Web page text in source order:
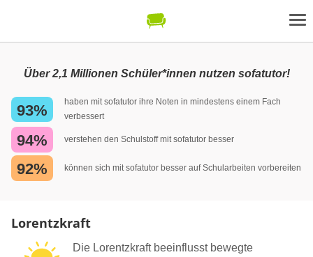
Über 2,1 Millionen Schüler*innen nutzen sofatutor!
93%
haben mit sofatutor ihre Noten in mindestens einem Fach
verbessert
94% verstehen den Schulstoff mit sofatutor besser
92% können sich mit sofatutor besser auf Schularbeiten vorbereiten
Lorentzkraft
Die Lorentzkraft beeinflusst bewegte